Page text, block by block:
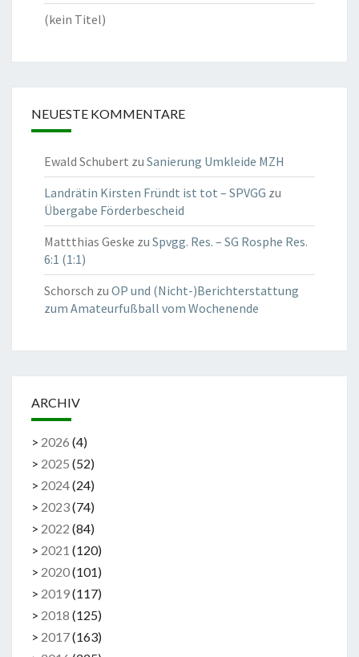
(kein Titel)
NEUESTE KOMMENTARE
Ewald Schubert zu Sanierung Umkleide MZH
Landrätin Kirsten Fründt ist tot – SPVGG zu
Übergabe Förderbescheid
Mattthias Geske zu Spvgg. Res. – SG Rosphe Res.
6:1 (1:1)
Schorsch zu OP und (Nicht-)Berichterstattung
zum Amateurfußball vom Wochenende
ARCHIV
> 2026 (4)
> 2025 (52)
> 2024(24)
> 2023(74)
> 2022 (84)
> 2021 (120)
> 2020(101)
> 2019(117)
> 2018 (125)
> 2017(163)